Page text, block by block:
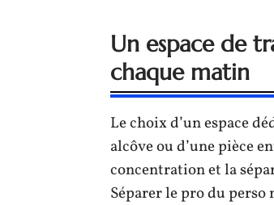
Un espace de
chaque matin
Le choix d’un espace
alcôve ou d’une pièce
concentration et la
Séparer le pro du perso